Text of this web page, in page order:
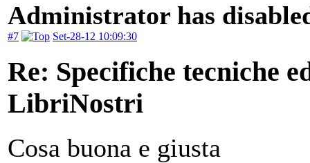
Administrator has
#7 Set-28-12 10:09:30
Re: Specifiche tecniche
LibriNostri
Cosa buona e giusta